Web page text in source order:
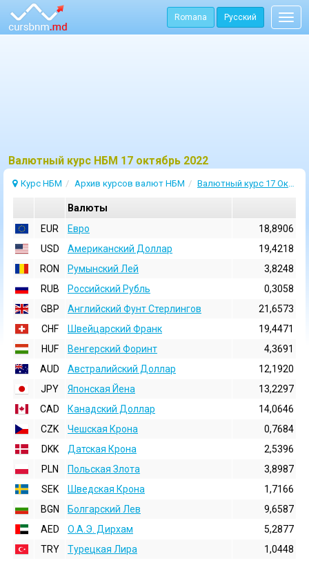
Romana Русский
Bалютный курс НБМ 17 октябрь 2022
Курс НБМ Архив курсов валют НБМ Валютный курс 17 Октябрь 2022
Валюты
EUR
Евро
18,8906
USD
Aмериканский Доллар
19,4218
RON
Румынский Лей
3,8248
RUB
Российский Рубль
0,3058
GBP
Английский Фунт Стерлингов
21,6573
CHF
Швейцарский Франк
19,4471
HUF
Венгерский Форинт
4,3691
AUD
Австралийский Доллар
12,1920
JPY
Японская Йена
13,2297
CAD
Канадский Доллар
14,0646
CZK
Чешская Крона
0,7684
DKK
Датская Крона
2,5396
PLN
Польская Злота
3,8987
SEK
Шведская Крона
1,7166
BGN
Болгарский Лев
9,6587
AED
О.А.Э. Дирхам
5,2877
TRY
Турецкая Лира
1,0448